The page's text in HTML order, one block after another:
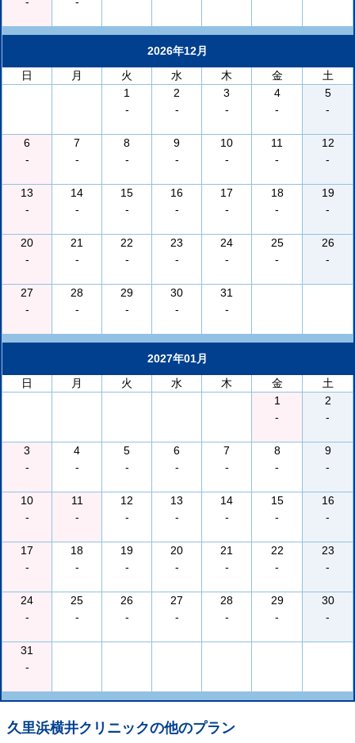
2026年12月
日
月 火 水 木 金
土
1
-
2
-
3
-
4
-
5
-
6
-
7
-
8
-
9
-
10
-
11
-
12
-
13
-
14
-
15
-
16
-
17
-
18
-
19
-
20
-
21
-
22
-
23
-
24
-
25
-
26
-
27
-
28
-
29
-
30
-
31
-
2027年01月
日
月 火 水 木 金
土
1
-
2
-
3
-
4
-
5
-
6
-
7
-
8
-
9
-
10
-
11
-
12
-
13
-
14
-
15
-
16
-
17
-
18
-
19
-
20
-
21
-
22
-
23
-
24
-
25
-
26
-
27
-
28
-
29
-
30
-
31
-
久里浜横井クリニックの他のプラン